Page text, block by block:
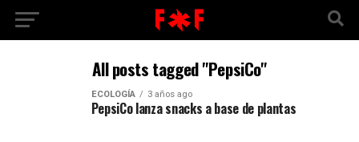
All posts tagged "PepsiCo"
ECOLOGÍA 3 años ago
PepsiCo lanza snacks a base de plantas